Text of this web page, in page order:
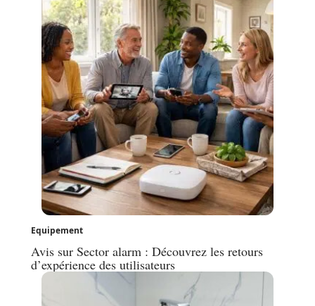
Equipement
Avis sur Sector alarm : Découvrez les retours
d’expérience des utilisateurs